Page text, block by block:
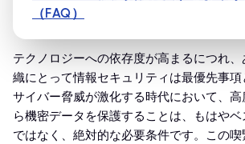
（FAQ）
テクノロジーへの依存度が高まるにつれ
織にとって情報セキュリティは最優先事項
サイバー脅威が激化する時代において、
ら機密データを保護することは、もはや
ではなく、絶対的な必要条件です。この喫